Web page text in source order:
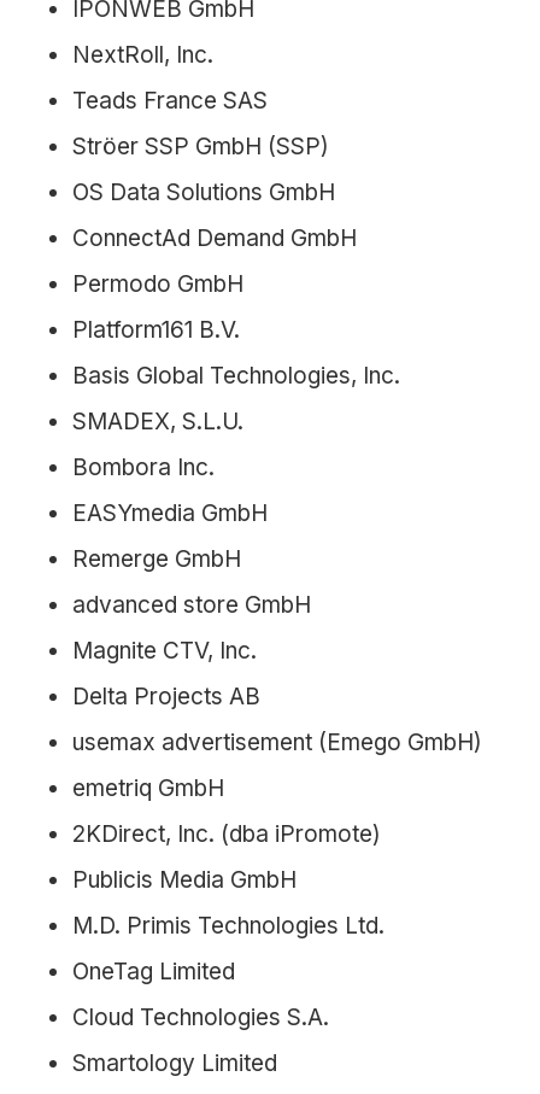
IPONWEB GmbH
NextRoll, Inc.
Teads France SAS
Ströer SSP GmbH (SSP)
OS Data Solutions GmbH
ConnectAd Demand GmbH
Permodo GmbH
Platform161 B.V.
Basis Global Technologies, Inc.
SMADEX, S.L.U.
Bombora Inc.
EASYmedia GmbH
Remerge GmbH
advanced store GmbH
Magnite CTV, Inc.
Delta Projects AB
usemax advertisement (Emego GmbH)
emetriq GmbH
2KDirect, Inc. (dba iPromote)
Publicis Media GmbH
M.D. Primis Technologies Ltd.
OneTag Limited
Cloud Technologies S.A.
Smartology Limited